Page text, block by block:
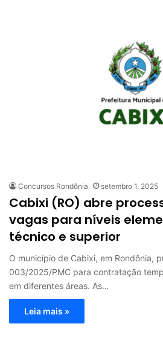
Concursos Rondônia setembro 1, 2025
Cabixi (RO) abre
vagas para níveis
técnico e superior
O município de Cabixi, em Rondônia,
003/2025/PMC para contratação
em diferentes áreas. As…
Leia mais »